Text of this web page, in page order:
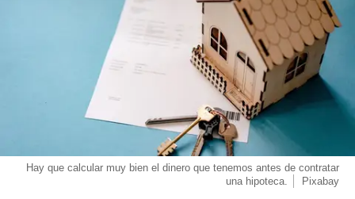
Hay que calcular muy bien el dinero que tenemos antes de contratar
una hipoteca.
Pixabay